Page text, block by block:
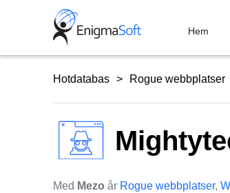
Hem
Hotdatabas Rogue webbplatser
Med Mezo år Rogue webbplatser,